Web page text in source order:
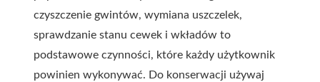
czyszczenie gwintów, wymiana uszczelek,
sprawdzanie stanu cewek i wkładów to
podstawowe czynności, które każdy użytkownik
powinien wykonywać. Do konserwacji używaj